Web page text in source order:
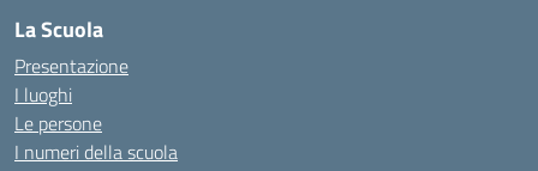
La Scuola
Presentazione
I luoghi
Le persone
I numeri della scuola